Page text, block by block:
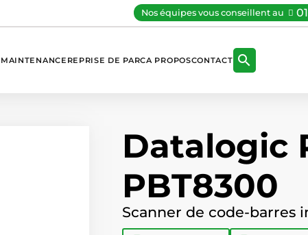
Nos équipes vous conseillent au
MAINTENANCE REPRISE DE PARCA PROPOSCONTACT 
Datalogic
PBT8300
Scanner de code-barres